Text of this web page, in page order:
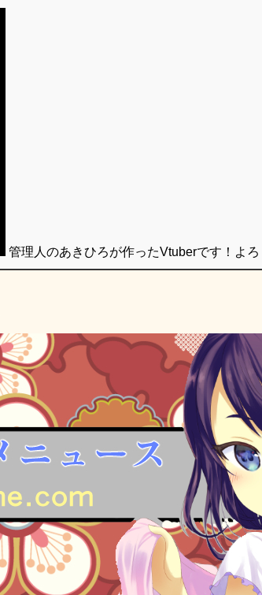
管理人のあきひろが作ったVtuberです！よ